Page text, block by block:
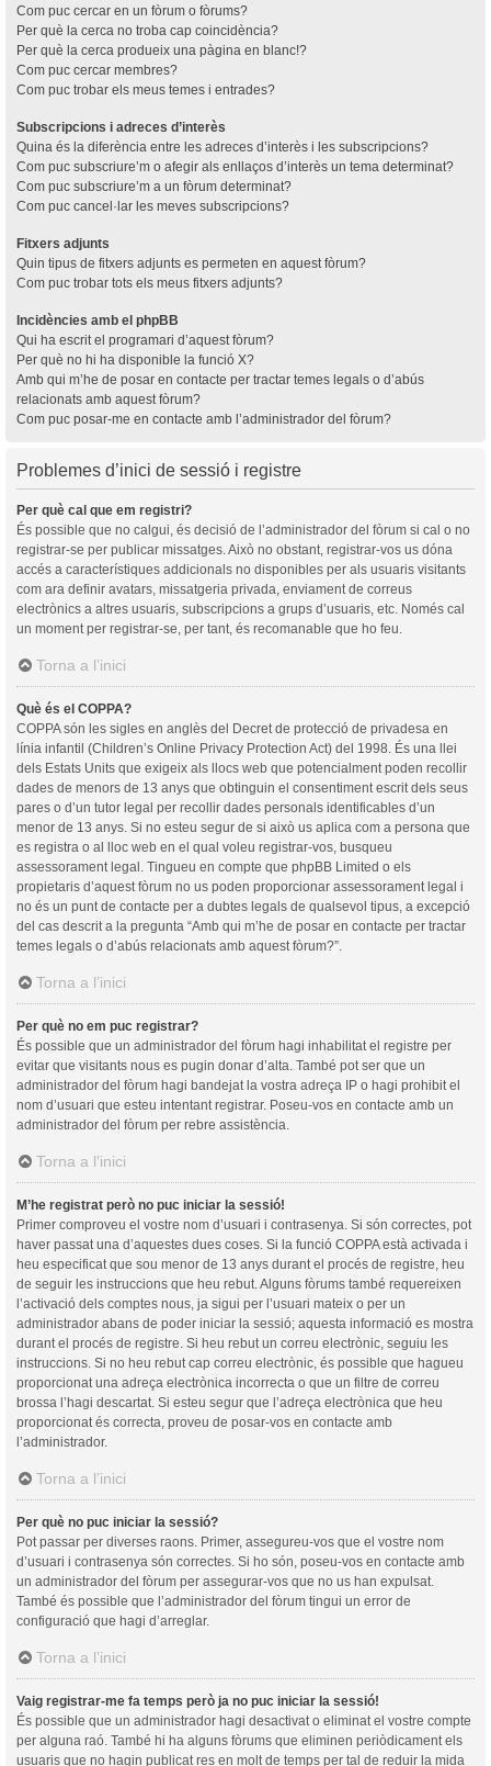
Com puc cercar en un fòrum o fòrums?
Per què la cerca no troba cap coincidència?
Per què la cerca produeix una pàgina en blanc!?
Com puc cercar membres?
Com puc trobar els meus temes i entrades?
Subscripcions i adreces d’interès
Quina és la diferència entre les adreces d’interès i les subscripcions?
Com puc subscriure’m o afegir als enllaços d’interès un tema determinat?
Com puc subscriure’m a un fòrum determinat?
Com puc cancel·lar les meves subscripcions?
Fitxers adjunts
Quin tipus de fitxers adjunts es permeten en aquest fòrum?
Com puc trobar tots els meus fitxers adjunts?
Incidències amb el phpBB
Qui ha escrit el programari d’aquest fòrum?
Per què no hi ha disponible la funció X?
Amb qui m’he de posar en contacte per tractar temes legals o d’abús
relacionats amb aquest fòrum?
Com puc posar-me en contacte amb l’administrador del fòrum?
Problemes d’inici de sessió i registre
Per què cal que em registri?
És possible que no calgui, és decisió de l’administrador del fòrum si cal o no
registrar-se per publicar missatges. Això no obstant, registrar-vos us dóna
accés a característiques addicionals no disponibles per als usuaris visitants
com ara definir avatars, missatgeria privada, enviament de correus
electrònics a altres usuaris, subscripcions a grups d’usuaris, etc. Només cal
un moment per registrar-se, per tant, és recomanable que ho feu.
Torna a l’inici
Què és el COPPA?
COPPA són les sigles en anglès del Decret de protecció de privadesa en
línia infantil (Children’s Online Privacy Protection Act) del 1998. És una llei
dels Estats Units que exigeix als llocs web que potencialment poden recollir
dades de menors de 13 anys que obtinguin el consentiment escrit dels seus
pares o d’un tutor legal per recollir dades personals identificables d’un
menor de 13 anys. Si no esteu segur de si això us aplica com a persona que
es registra o al lloc web en el qual voleu registrar-vos, busqueu
assessorament legal. Tingueu en compte que phpBB Limited o els
propietaris d’aquest fòrum no us poden proporcionar assessorament legal i
no és un punt de contacte per a dubtes legals de qualsevol tipus, a excepció
del cas descrit a la pregunta “Amb qui m’he de posar en contacte per tractar
temes legals o d’abús relacionats amb aquest fòrum?”.
Torna a l’inici
Per què no em puc registrar?
És possible que un administrador del fòrum hagi inhabilitat el registre per
evitar que visitants nous es pugin donar d’alta. També pot ser que un
administrador del fòrum hagi bandejat la vostra adreça IP o hagi prohibit el
nom d’usuari que esteu intentant registrar. Poseu-vos en contacte amb un
administrador del fòrum per rebre assistència.
Torna a l’inici
M’he registrat però no puc iniciar la sessió!
Primer comproveu el vostre nom d’usuari i contrasenya. Si són correctes, pot
haver passat una d’aquestes dues coses. Si la funció COPPA està activada i
heu especificat que sou menor de 13 anys durant el procés de registre, heu
de seguir les instruccions que heu rebut. Alguns fòrums també requereixen
l’activació dels comptes nous, ja sigui per l’usuari mateix o per un
administrador abans de poder iniciar la sessió; aquesta informació es mostra
durant el procés de registre. Si heu rebut un correu electrònic, seguiu les
instruccions. Si no heu rebut cap correu electrònic, és possible que hagueu
proporcionat una adreça electrònica incorrecta o que un filtre de correu
brossa l’hagi descartat. Si esteu segur que l’adreça electrònica que heu
proporcionat és correcta, proveu de posar-vos en contacte amb
l’administrador.
Torna a l’inici
Per què no puc iniciar la sessió?
Pot passar per diverses raons. Primer, assegureu-vos que el vostre nom
d’usuari i contrasenya són correctes. Si ho són, poseu-vos en contacte amb
un administrador del fòrum per assegurar-vos que no us han expulsat.
També és possible que l’administrador del fòrum tingui un error de
configuració que hagi d’arreglar.
Torna a l’inici
Vaig registrar-me fa temps però ja no puc iniciar la sessió!
És possible que un administrador hagi desactivat o eliminat el vostre compte
per alguna raó. També hi ha alguns fòrums que eliminen periòdicament els
usuaris que no hagin publicat res en molt de temps per tal de reduir la mida